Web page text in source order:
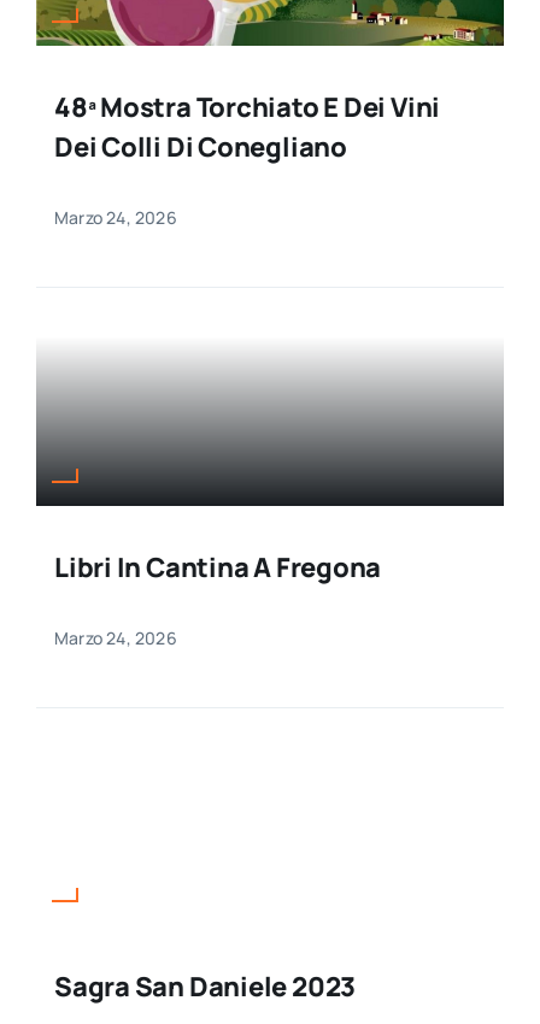
48ª Mostra Torchiato E Dei Vini
Dei Colli Di Conegliano
Marzo 24, 2026
Libri In Cantina A Fregona
Marzo 24, 2026
Sagra San Daniele 2023